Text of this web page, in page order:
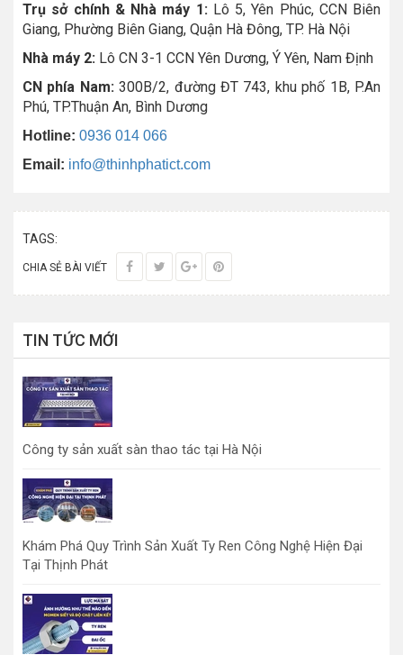
Trụ sở chính & Nhà máy 1: Lô 5, Yên Phúc, CCN Biên
Giang, Phường Biên Giang, Quận Hà Đông, TP. Hà Nội
Nhà máy 2: Lô CN 3-1 CCN Yên Dương, Ý Yên, Nam Định
CN phía Nam:300B/2, đường ĐT 743, khu phố 1B, P.An
Phú, TP.Thuận An, Bình Dương
Hotline: 0936 014 066
Email: info@thinhphatict.com
TAGS:
CHIA SẺ BÀI VIẾT
TIN TỨC MỚI
Công ty sản xuất sàn thao tác tại Hà Nội
Khám Phá Quy Trình Sản Xuất Ty Ren Công Nghệ Hiện Đại
Tại Thịnh Phát